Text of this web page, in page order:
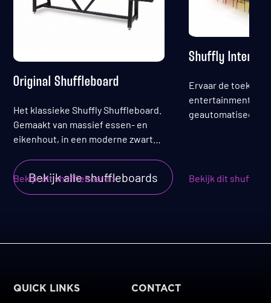
Bekijk alle shuffleboards
Original Shuffleboard
Het klassieke Shuffly Shuffleboard.
Gemaakt van massief essen- en
eikenhout, in een moderne zwarte
past.
Bekijk dit shuffleboard >
Shuffly
Ervaar de
entertainment
Bekijk dit
QUICK LINKS CONTACT